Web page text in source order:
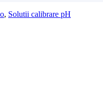
, Solutii calibrare pH